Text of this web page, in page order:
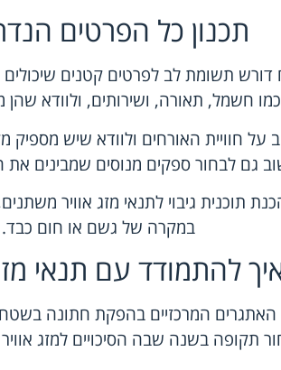
תכנון כל הפרטים
תשומת לב לפרטים קטנים
חשמל, תאורה, ושירותים, ולוודא שהן
על חוויית האורחים ולוודא שיש מספיק
גם לבחור ספקים מנוסים שמבינים
תוכנית גיבוי לתנאי מזג אוויר
במקרה של גשם או חום כבד.
להתמודד עם תנאי
האתגרים המרכזיים בהפקת חתונה
תקופה בשנה שבה הסיכויים למזג אוויר